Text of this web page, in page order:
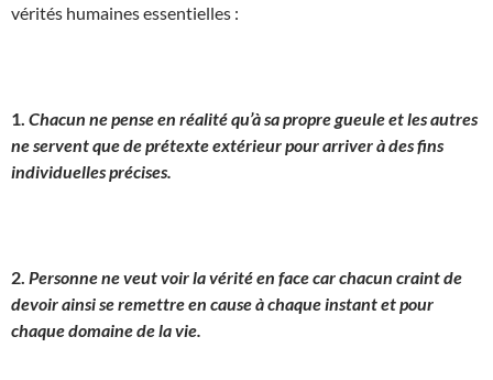
vérités humaines essentielles :
1. Chacun ne pense en réalité qu’à sa propre gueule et les autres
ne servent que de prétexte extérieur pour arriver à des fins
individuelles précises.
2. Personne ne veut voir la vérité en face car chacun craint de
devoir ainsi se remettre en cause à chaque instant et pour
chaque domaine de la vie.